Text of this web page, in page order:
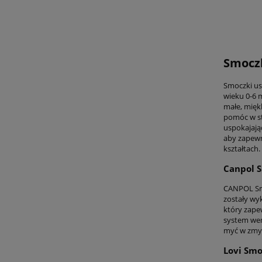
Smoczki
wieku 0-6
małe,
pomóc w
aby
kształtach.
Canpol
CANPOL
zostały
który
system
myć w
Lovi